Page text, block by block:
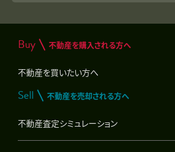
Buy 不動産を購入される方へ
不動産を買いたい方へ
Sell 不動産を売却される方へ
不動産査定シミュレーション